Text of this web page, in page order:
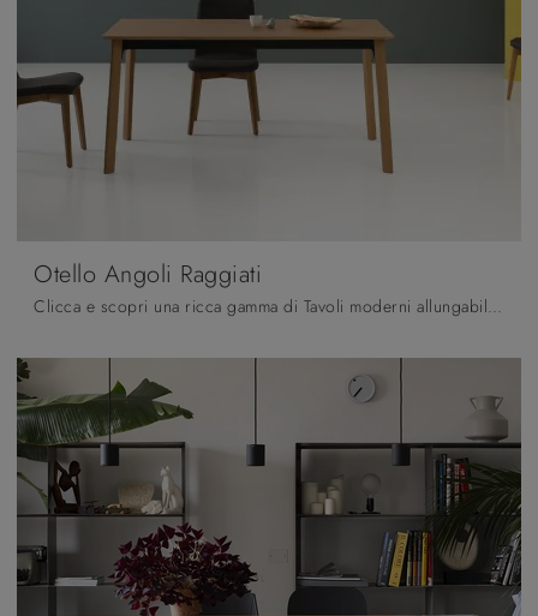
Otello Angoli Raggiati
Clicca e scopri una ricca gamma di Tavoli moderni allungabili da cucina! Il modello Otello Angoli Raggiati di Pointhouse ti sta aspettando.